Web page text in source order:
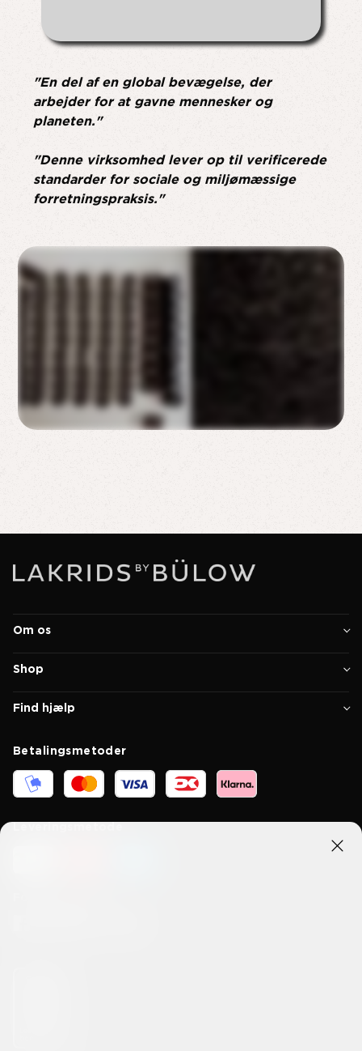
"En del af en global bevægelse, der
arbejder for at gavne mennesker og
planeten."
"Denne virksomhed lever op til verificerede
standarder for sociale og miljømæssige
forretningspraksis."
Om os
Shop
Find hjælp
Betalingsmetoder